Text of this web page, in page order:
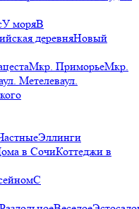
У моряВ
деревняНовый
Мкр. ПриморьеМкр.
ул. Метелеваул.
Эллинги
в СочиКоттеджи в
С